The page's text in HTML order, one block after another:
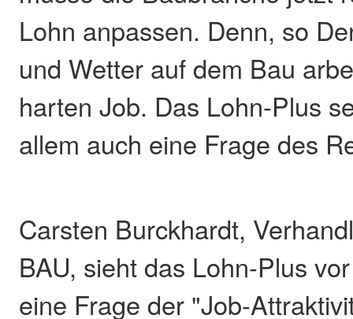
Lohn anpassen. Denn, so
und Wetter auf dem Bau
harten Job. Das Lohn-Plus
allem auch eine Frage des
Carsten Burckhardt,
BAU, sieht das Lohn-Plus
eine Frage der "Job-